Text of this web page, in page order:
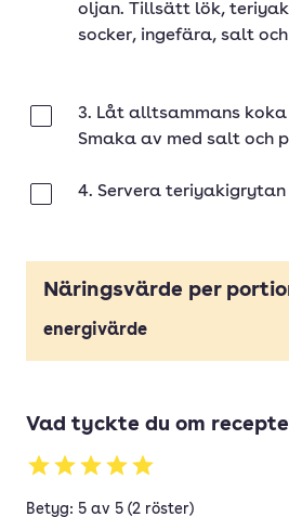
oljan. Tillsätt lök,
socker, ingefära, salt
3. Låt alltsammans koka
Smaka av med salt och
4. Servera teriyakigrytan
Näringsvärde per
energivärde
Vad tyckte du om
Betyg: 5 av 5 (2 röster)